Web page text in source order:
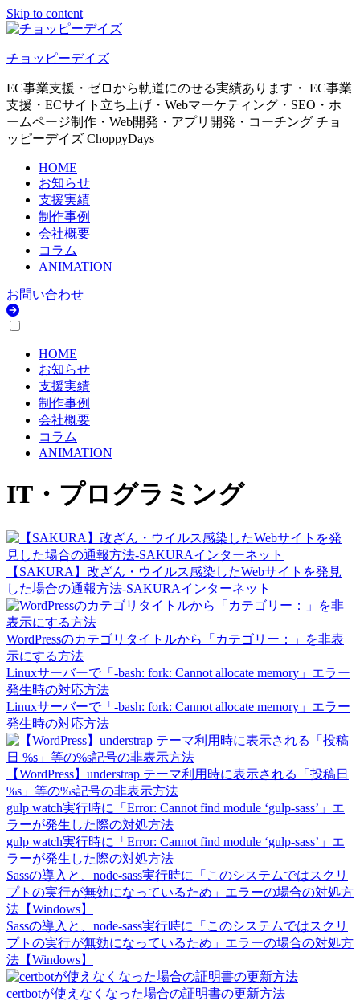
Skip to content
チョッピーデイズ
EC事業支援・ゼロから軌道にのせる実績あります・ EC事業
支援・ECサイト立ち上げ・Webマーケティング・SEO・ホ
ームページ制作・Web開発・アプリ開発・コーチング チョ
ッピーデイズ ChoppyDays
HOME
お知らせ
支援実績
制作事例
会社概要
コラム
ANIMATION
お問い合わせ
HOME
お知らせ
支援実績
制作事例
会社概要
コラム
ANIMATION
IT・プログラミング
【SAKURA】改ざん・ウイルス感染したWebサイトを発見
した場合の通報方法-SAKURAインターネット
WordPressのカテゴリタイトルから「カテゴリー：」を非表
示にする方法
Linuxサーバーで「-bash: fork: Cannot allocate memory」エラー
発生時の対応方法
Linuxサーバーで「-bash: fork: Cannot allocate memory」エラー
発生時の対応方法
【WordPress】understrap テーマ利用時に表示される「投稿日
%s」等の%s記号の非表示方法
gulp watch実行時に「Error: Cannot find module ‘gulp-sass’」エ
ラーが発生した際の対処方法
gulp watch実行時に「Error: Cannot find module ‘gulp-sass’」エ
ラーが発生した際の対処方法
Sassの導入と、node-sass実行時に「このシステムではスクリ
プトの実行が無効になっているため」エラーの場合の対処方
法【Windows】
Sassの導入と、node-sass実行時に「このシステムではスクリ
プトの実行が無効になっているため」エラーの場合の対処方
法【Windows】
certbotが使えなくなった場合の証明書の更新方法